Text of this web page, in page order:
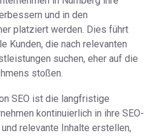
und in den
platziert werden. Dies führt
Kunden, die nach relevanten
suchen, eher auf die
stoßen.
SEO ist die langfristige
kontinuierlich in ihre SEO-
relevante Inhalte erstellen,